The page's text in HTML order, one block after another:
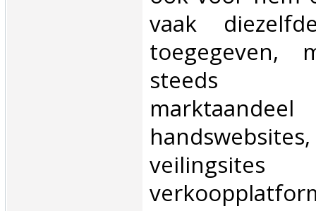
vaak
steeds